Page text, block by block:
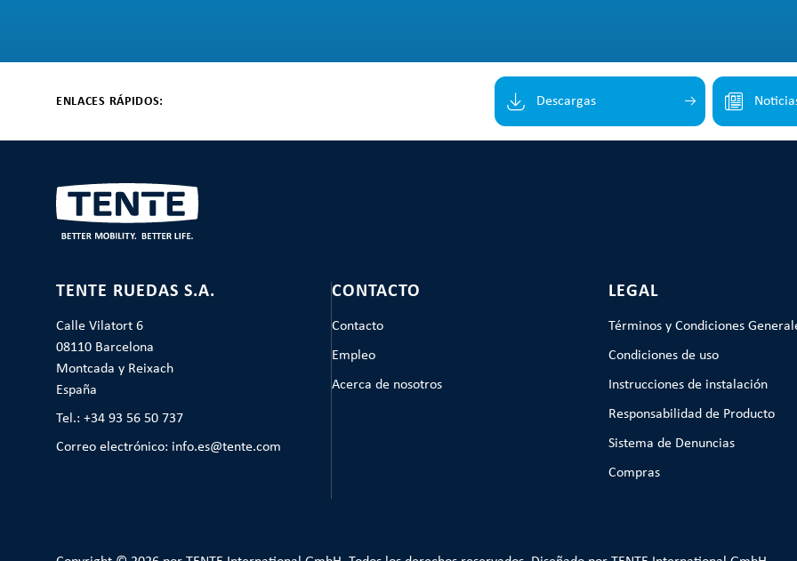
ENLACES RÁPIDOS: Descargas
TENTE RUEDAS S.A.
Calle Vilatort 6
08110 Barcelona
Montcada y Reixach
España
Tel.: +34 93 56 50 737
Correo electrónico: info.es@tente.com
CONTACTO
Contacto
Empleo
Acerca de nosotros
LEGAL
Términos y Condiciones
Condiciones de uso
Instrucciones de instalación
Responsabilidad de Producto
Sistema de Denuncias
Compras